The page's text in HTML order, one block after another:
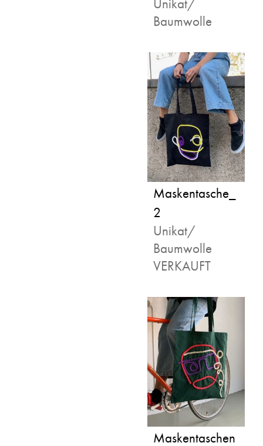
Unikat/
Baumwolle
Maskentasche_
2
Unikat/
Baumwolle
VERKAUFT
Maskentaschen